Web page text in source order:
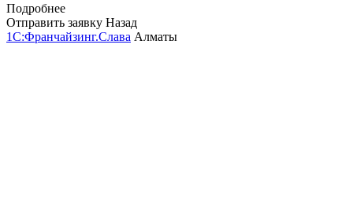
Подробнее
Отправить заявку Назад
1С:Франчайзинг.Слава Алматы